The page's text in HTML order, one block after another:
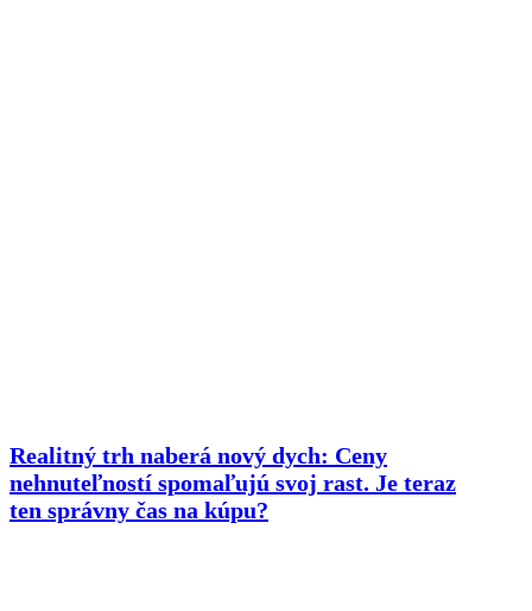
Realitný trh naberá nový dych: Ceny
nehnuteľností spomaľujú svoj rast. Je teraz
ten správny čas na kúpu?